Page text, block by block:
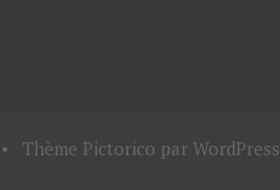
• Thème Pictorico par